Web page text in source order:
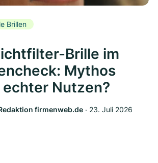
Brillen
Brille im
Mythos
Nutzen?
firmenweb.de ‧ 23. Juli 2026